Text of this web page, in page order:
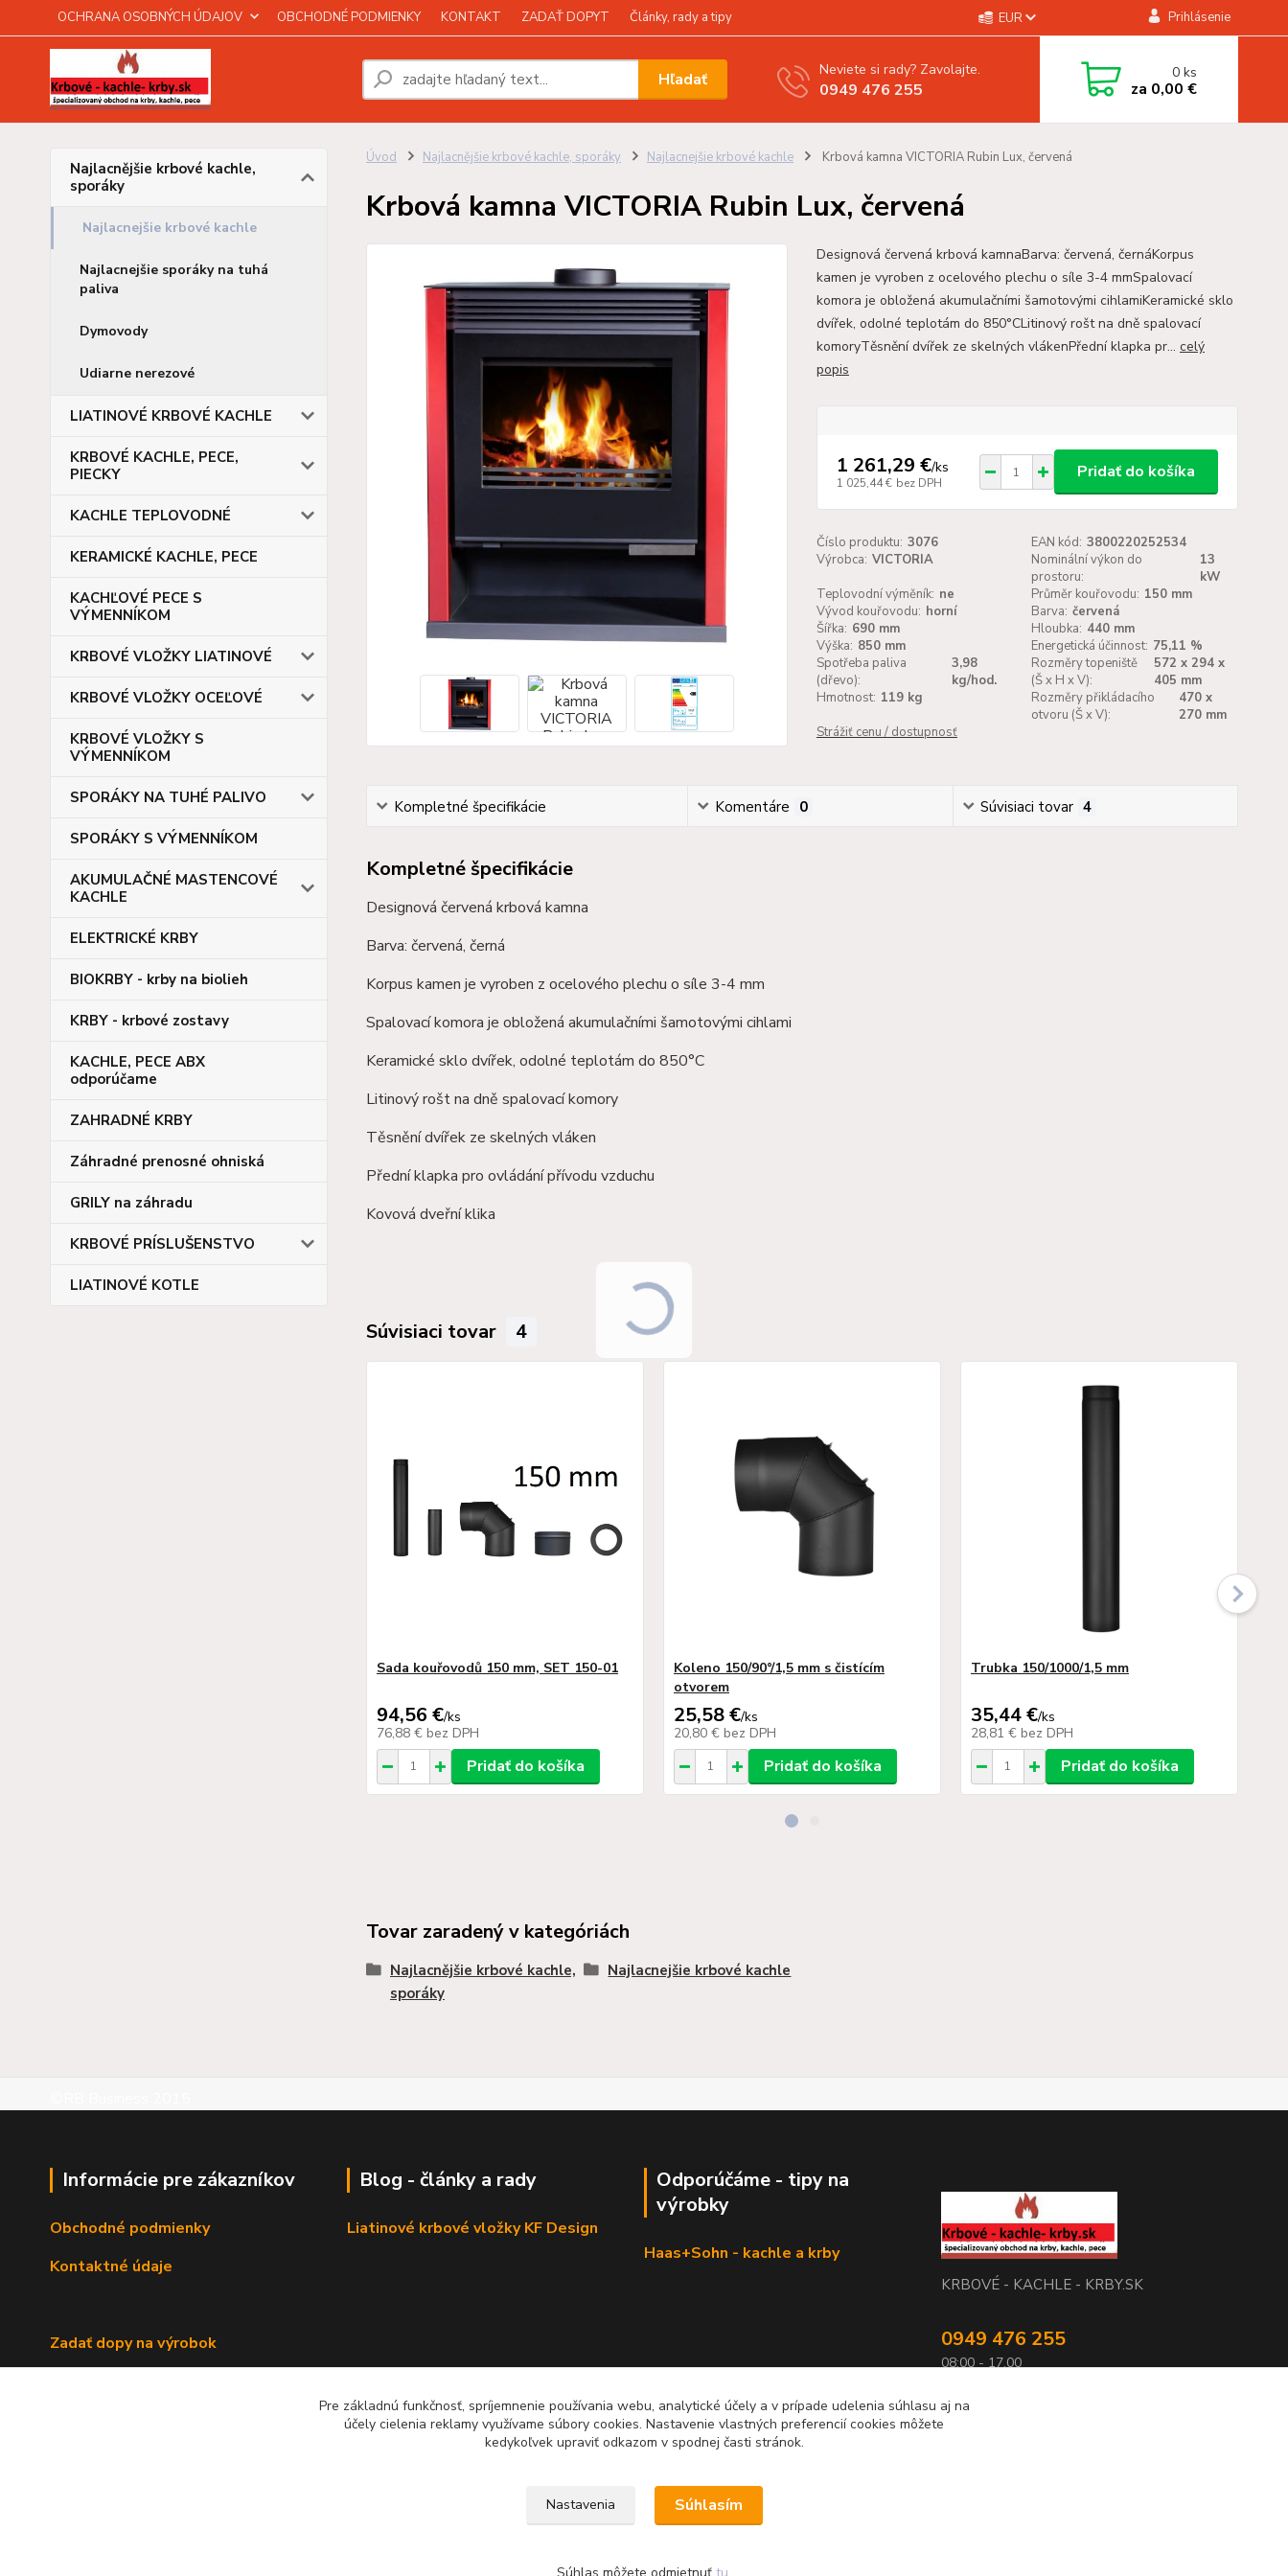
OCHRANA OSOBNÝCH ÚDAJOV OBCHODNÉ PODMIENKY KONTAKT ZADAŤ DOPYT Články, rady a tipy EUR Prihlásenie
Hľadať Neviete si rady? Zavolajte.
0949 476 255
0ks
za 0,00 €
Najlacnějšie krbové kachle,
sporáky
Najlacnejšie krbové kachle
Najlacnejšie sporáky na tuhá
paliva
Dymovody
Udiarne nerezové
LIATINOVÉ KRBOVÉ KACHLE
KRBOVÉ KACHLE, PECE,
PIECKY
KACHLE TEPLOVODNÉ
KERAMICKÉ KACHLE, PECE
KACHĽOVÉ PECE S
VÝMENNÍKOM
KRBOVÉ VLOŽKY LIATINOVÉ
KRBOVÉ VLOŽKY OCEĽOVÉ
KRBOVÉ VLOŽKY S
VÝMENNÍKOM
SPORÁKY NA TUHÉ PALIVO
SPORÁKY S VÝMENNÍKOM
AKUMULAČNÉ MASTENCOVÉ
KACHLE
ELEKTRICKÉ KRBY
BIOKRBY - krby na biolieh
KRBY - krbové zostavy
KACHLE, PECE ABX
odporúčame
ZAHRADNÉ KRBY
Záhradné prenosné ohniská
GRILY na záhradu
KRBOVÉ PRÍSLUŠENSTVO
LIATINOVÉ KOTLE
Úvod Najlacnějšie krbové kachle, sporáky Najlacnejšie krbové kachle Krbová kamna VICTORIA Rubin Lux, červená
Krbová kamna VICTORIA Rubin Lux, červená
Designová červená krbová kamnaBarva: červená, černáKorpus
kamen je vyroben z ocelového plechu o síle 3-4 mmSpalovací
komora je obložená akumulačními šamotovými cihlamiKeramické sklo
dvířek, odolné teplotám do 850°CLitinový rošt na dně spalovací
komoryTěsnění dvířek ze skelných vlákenPřední klapka pr... celý
popis
1 261,29 €/ks
1 025,44 € bez DPH
Pridať do košíka
Číslo produktu: 3076 EAN kód: 3800220252534
Výrobca: VICTORIA
Nominální výkon do
prostoru:
13
kW
Teplovodní výměník: ne Průměr kouřovodu: 150 mm
Vývod kouřovodu: horní Barva: červená
Šířka: 690 mm Hloubka: 440 mm
Výška: 850 mm Energetická účinnost: 75,11 %
Spotřeba paliva
(dřevo):
3,98
kg/hod.
Rozměry topeniště
(Š x H x V):
572 x 294 x
405 mm
Hmotnost: 119 kg
Rozměry přikládacího
otvoru (Š x V):
470 x
270 mm
Strážiť cenu / dostupnosť
Kompletné špecifikácie Komentáre 0 Súvisiaci tovar 4
Kompletné špecifikácie
Designová červená krbová kamna
Barva: červená, černá
Korpus kamen je vyroben z ocelového plechu o síle 3-4 mm
Spalovací komora je obložená akumulačními šamotovými cihlami
Keramické sklo dvířek, odolné teplotám do 850°C
Litinový rošt na dně spalovací komory
Těsnění dvířek ze skelných vláken
Přední klapka pro ovládání přívodu vzduchu
Kovová dveřní klika
Súvisiaci tovar 4
Sada kouřovodů 150 mm, SET 150-01
94,56 €/ks
76,88 € bez DPH
Pridať do košíka
Koleno 150/90°/1,5 mm s čistícím
otvorem
25,58 €/ks
20,80 € bez DPH
Pridať do košíka
Trubka 150/1000/1,5 mm
35,44 €/ks
28,81 € bez DPH
Pridať do košíka
Tovar zaradený v kategóriách
Najlacnějšie krbové kachle,
sporáky
Najlacnejšie krbové kachle
Informácie pre zákazníkov
Obchodné podmienky
Kontaktné údaje
Zadať dopy na výrobok
Blog - články a rady
Liatinové krbové vložky KF Design
Odporúčáme - tipy na
výrobky
Haas+Sohn - kachle a krby
KRBOVÉ - KACHLE - KRBY.SK
0949 476 255
08:00 - 17.00
rbobchodsk@gmail.com
Pre základnú funkčnosť, spríjemnenie používania webu, analytické účely a v prípade udelenia súhlasu aj na
účely cielenia reklamy využívame súbory cookies. Nastavenie vlastných preferencií cookies môžete
kedykoľvek upraviť odkazom v spodnej časti stránok.
Nastavenia Súhlasím